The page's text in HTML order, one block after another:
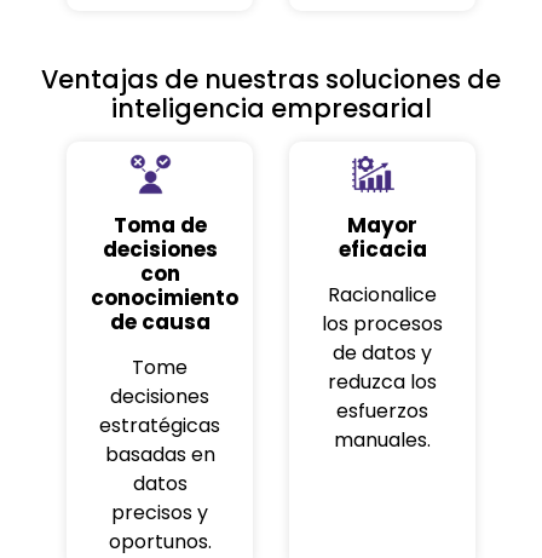
Ventajas de nuestras soluciones de
inteligencia empresarial
Toma de
decisiones
con
conocimiento
de causa
Tome
decisiones
estratégicas
basadas en
datos
precisos y
oportunos.
Mayor
eficacia
Racionalice
los procesos
de datos y
reduzca los
esfuerzos
manuales.